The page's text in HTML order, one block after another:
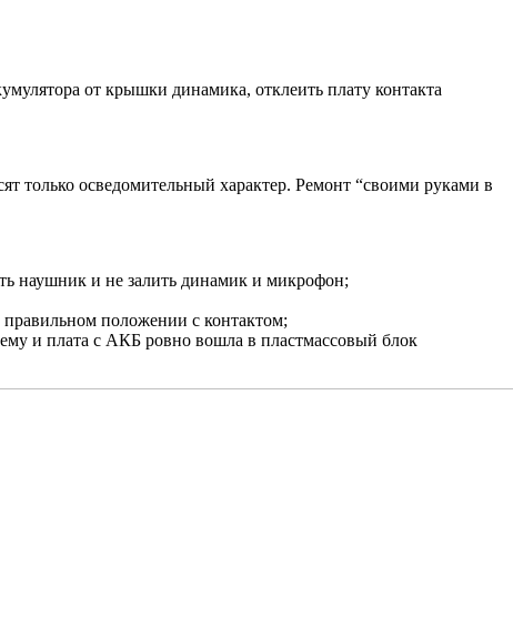
от крышки динамика, отклеить плату контакта
только осведомительный характер. Ремонт “своими руками в
наушник и не залить динамик и микрофон;
положении с контактом;
и плата с АКБ ровно вошла в пластмассовый блок